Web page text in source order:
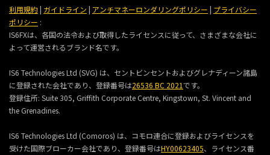
利用規約| ガイドライン | アンチマネーロンダリングポリシー | プライバシー
ポリシー :
IS6FXは、各国の法令および取得したライセンスに従って、さまざまな会社に
よって運営されるブランド名です。
IS6 Technologies Ltd (SVG) は、セントビンセントおよびグレナディーン諸島
に登録された会社であり、登録番号は26536 BC 2021です。
登録住所: Suite 305, Griffith Corporate Centre, Kingstown, St. Vincent and
the Grenadines.
IS6 Technologies Ltd (Comoros) は、コモロ連合に登録およびライセンスを
受けた国際ブローカー会社であり、登録番号はHY00623405、ライセンス番